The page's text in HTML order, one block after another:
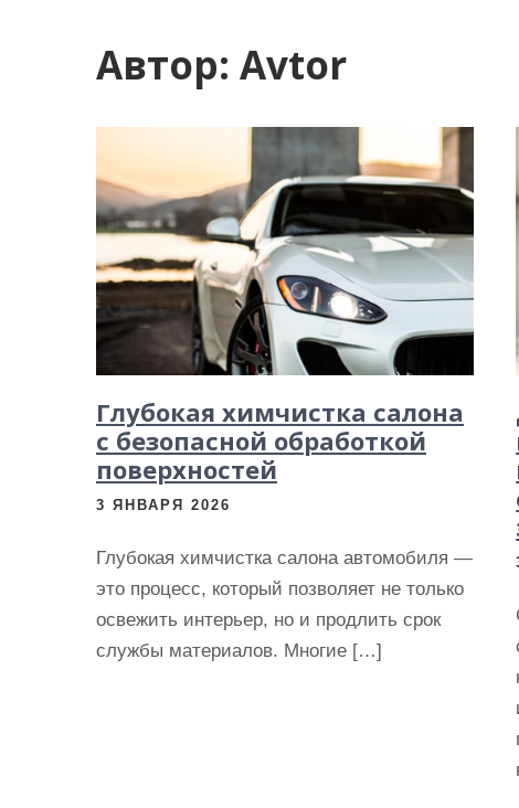
Автор: Avtor
Глубокая химчистка салона
с безопасной обработкой
поверхностей
3 ЯНВАРЯ 2026
Глубокая химчистка салона автомобиля —
это процесс, который позволяет не только
освежить интерьер, но и продлить срок
службы материалов. Многие […]